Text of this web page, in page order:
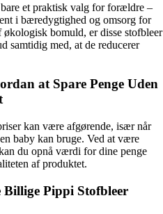
et praktisk valg for forældre –
i bæredygtighed og omsorg for
bomuld, er disse stofbleer
samtidig med, at de reducerer
at Spare Penge Uden
kan være afgørende, især når
baby kan bruge. Ved at være
du opnå værdi for dine penge
af produktet.
Pippi Stofbleer